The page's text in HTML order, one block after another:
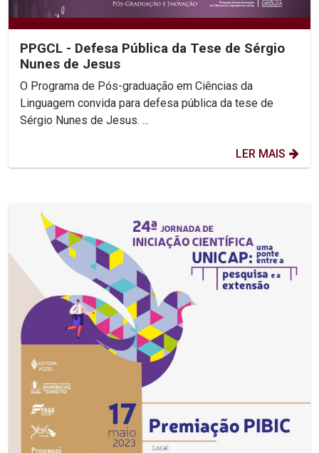
PPGCL - Defesa Pública da Tese de Sérgio
Nunes de Jesus
O Programa de Pós-graduação em Ciências da
Linguagem convida para defesa pública da tese de
Sérgio Nunes de Jesus. ...
LER MAIS